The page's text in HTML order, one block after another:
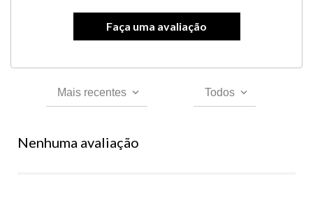
Mais recentes Todos
Nenhuma avaliação